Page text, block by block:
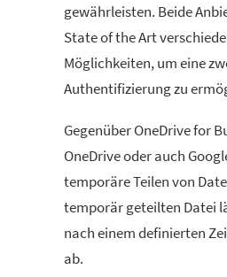
gewährleisten. Beide
State of the Art
Möglichkeiten, um eine
Authentifizierung zu
Gegenüber OneDrive for
OneDrive oder auch
temporäre Teilen von
temporär geteilten Datei
nach einem definierten
ab.